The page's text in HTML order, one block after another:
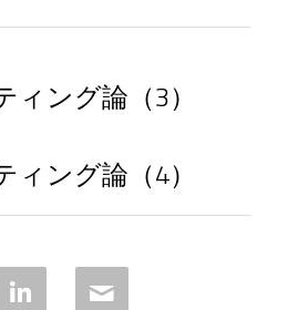
ング論（3）
ング論（4）